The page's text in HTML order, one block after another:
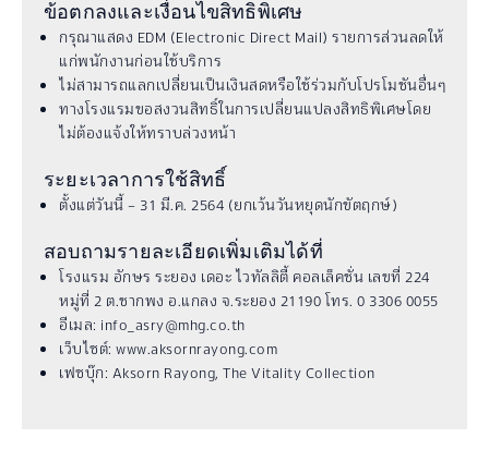
ข้อตกลงและเงื่อนไขสิทธิพิเศษ
กรุณาแสดง EDM (Electronic Direct Mail) รายการส่วนลดให้
แก่พนักงานก่อนใช้บริการ
ไม่สามารถแลกเปลี่ยนเป็นเงินสดหรือใช้ร่วมกับโปรโมชันอื่นๆ
ทางโรงแรมขอสงวนสิทธิ์ในการเปลี่ยนแปลงสิทธิพิเศษโดย
ไม่ต้องแจ้งให้ทราบล่วงหน้า
ระยะเวลาการใช้สิทธิ์
ตั้งแต่วันนี้ – 31 มี.ค. 2564 (ยกเว้นวันหยุดนักขัตฤกษ์)
สอบถามรายละเอียดเพิ่มเติมได้ที่
โรงแรม อักษร ระยอง เดอะ ไวทัลลิตี้ คอลเล็คชั่น เลขที่ 224
หมู่ที่ 2 ต.ชากพง อ.แกลง จ.ระยอง 21190 โทร. 0 3306 0055
อีเมล: info_asry@mhg.co.th
เว็บไซต์: www.aksornrayong.com
เฟซบุ๊ก: Aksorn Rayong, The Vitality Collection